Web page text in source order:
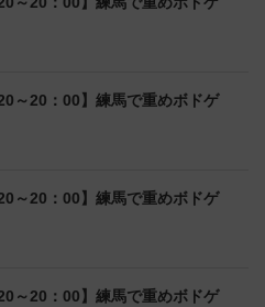
～20：00】練馬で重めボドゲ
～20：00】練馬で重めボドゲ
～20：00】練馬で重めボドゲ